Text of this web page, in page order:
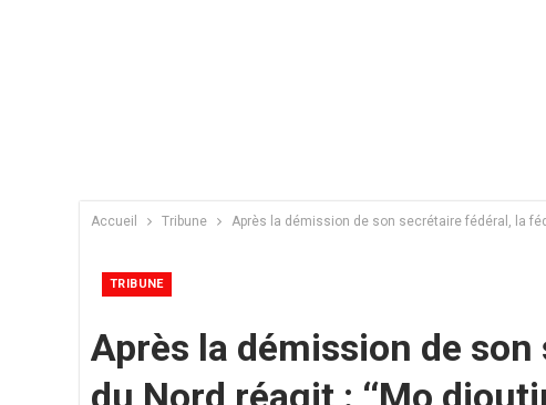
Accueil Tribune Après la démission de son secrétaire fédéral, la
TRIBUNE
Après la démission de
du Nord réagit : ‘‘Mo